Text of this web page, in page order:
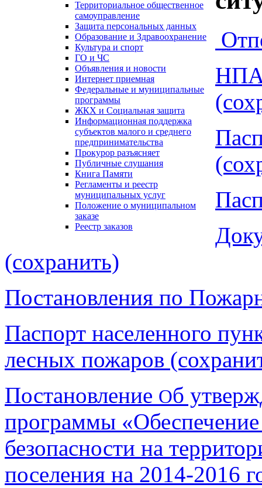
Территориальное общественное
самоуправление
Защита персональных данных
Образование и Здравоохранение
Культура и спорт
ГО и ЧС
Объявления и новости
Интернет приемная
Федеральные и муниципальные
программы
ЖКХ и Социальная защита
Информационная поддержка
субъектов малого и среднего
предпринимательства
Прокурор разъясняет
Публичные слушания
Книга Памяти
Регламенты и реестр
муниципальных услуг
Положение о муниципальном
заказе
Реестр заказов
НПА
(сохранить)
Постановления по
Паспорт населенного
лесных пожаров
Постановление Об
программы
безопасности на
поселения на 2014-2016